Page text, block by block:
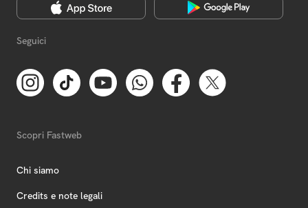
Seguici
Scopri Fastweb
Chi siamo
Credits e note legali